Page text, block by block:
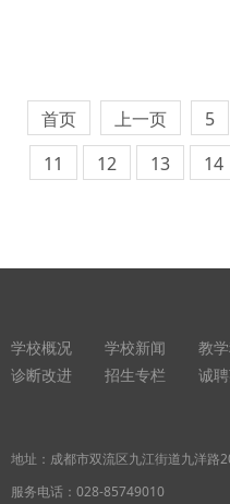
首页 上一页 5
11
12 13 14
学校概况 学校新闻 教
诊断改进
招生专栏 诚
地址：成都市双流区九江街道九洋路
服务电话： 028-85749010